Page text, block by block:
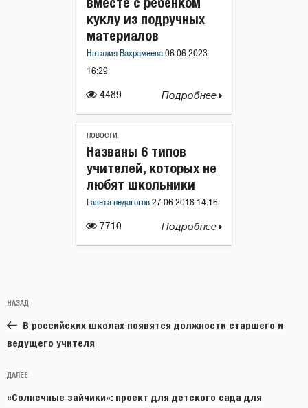
4489
куклу из подручных
материалов
Наталия Вахрамеева 06.06.2023
16:29
Подробнее
НОВОСТИ
7710
Названы 6 типов
учителей, которых не
любят школьники
Газета педагогов 27.06.2018 14:16
Подробнее
по
записям
Предыдущая
запись:
НАЗАД
В российских школах появятся должности старшего и
ведущего учителя
Следующая
запись
ДАЛЕЕ
«Солнечные зайчики»: проект для детского сада для